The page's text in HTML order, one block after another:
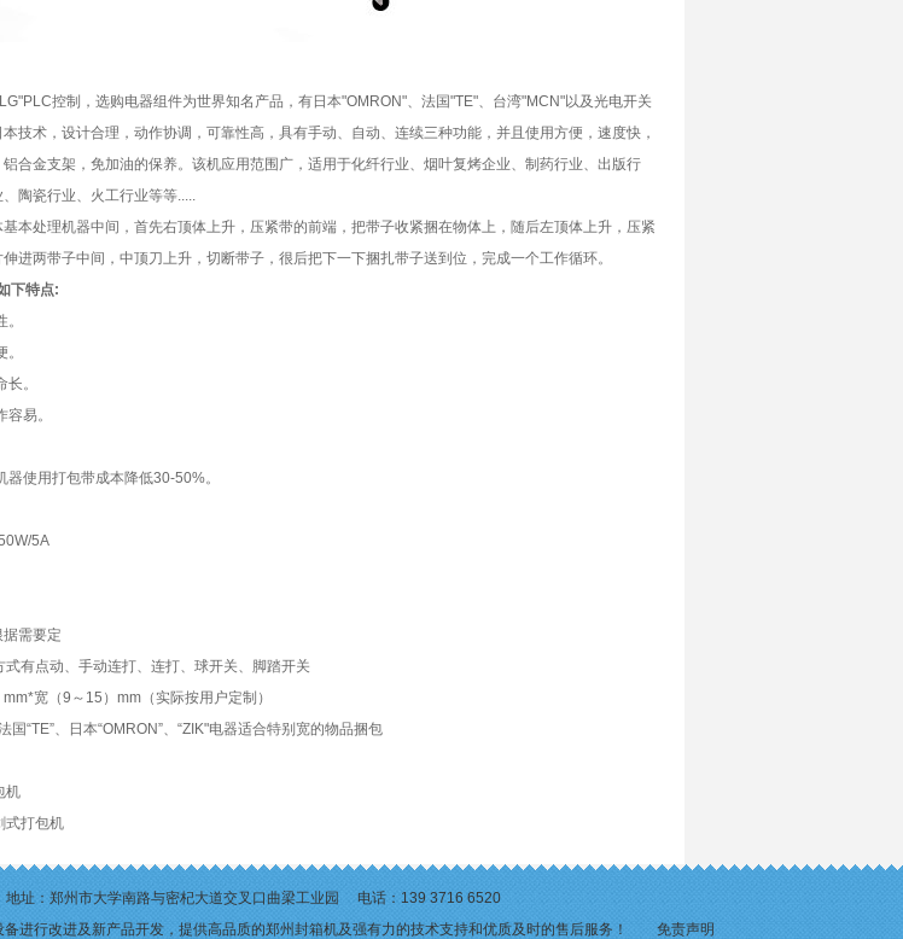
控制，选购电器组件为世界知名产品，有日本"OMRON"、法国"TE"、台湾"MCN"以及光电开关
技术，设计合理，动作协调，可靠性高，具有手动、自动、连续三种功能，并且使用方便，速度快，
合金支架，免加油的保养。该机应用范围广，适用于化纤行业、烟叶复烤企业、制药行业、出版行
陶瓷行业、火工行业等等.....
本处理机器中间，首先右顶体上升，压紧带的前端，把带子收紧捆在物体上，随后左顶体上升，压紧
进两带子中间，中顶刀上升，切断带子，很后把下一下捆扎带子送到位，完成一个工作循环。
下特点:
。
长。
容易。
使用打包带成本降低30-50%。
5A
需要定
式有点动、手动连打、连打、球开关、脚踏开关
宽（9～15）mm（实际按用户定制）
国“TE”、日本“OMRON”、“ZIK"电器适合特别宽的物品捆包
机
式打包机
：郑州市大学南路与密杞大道交叉口曲梁工业园 电话：139 3716 6520
备进行改进及新产品开发，提供高品质的郑州封箱机及强有力的技术支持和优质及时的售后服务！ 免责声明